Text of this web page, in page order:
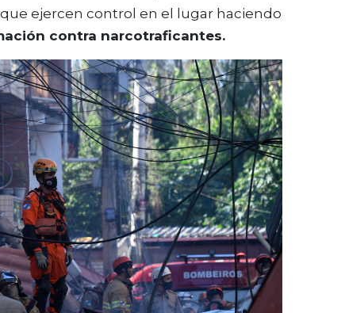
ejercen control en el lugar haciendo
contra narcotraficantes.